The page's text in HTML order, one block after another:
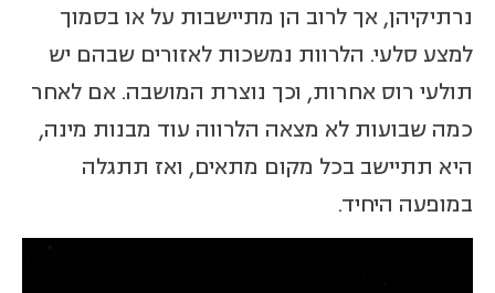
נרתיקיהן, אך לרוב הן מתיישבות על או בסמוך
למצע סלעי. הלרוות נמשכות לאזורים שבהם יש
תולעי רוס אחרות, וכך נוצרת המושבה. אם לאחר
כמה שבועות לא מצאה הלרווה עוד מבנות מינה,
היא תתיישב בכל מקום מתאים, ואז תתגלה
במופעה היחיד.